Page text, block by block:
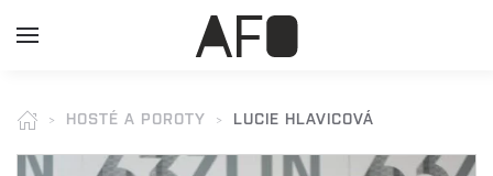
HOSTÉ A POROTY LUCIE HLAVICOVÁ